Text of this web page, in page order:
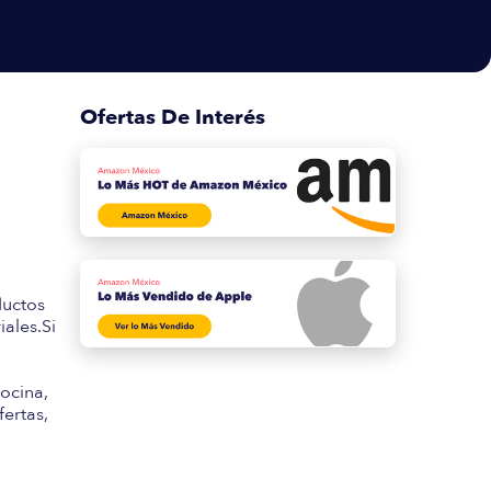
Ofertas De Interés